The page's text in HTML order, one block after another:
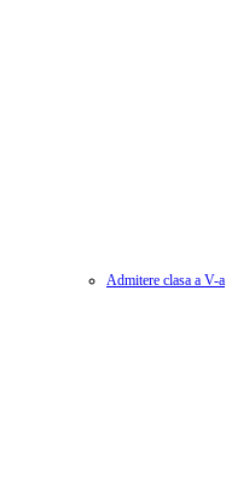
Admitere clasa a V-a